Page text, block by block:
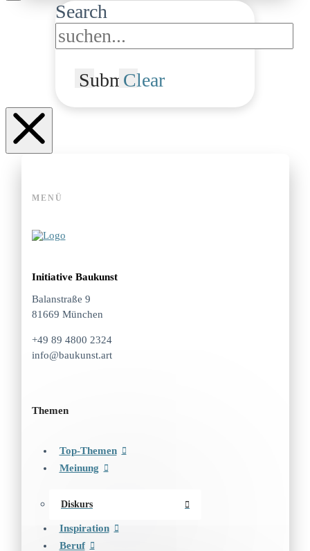
Search
SubmitClear
MENÜ
Initiative Baukunst
Balanstraße 9
81669 München
+49 89 4800 2324
info@baukunst.art
Themen
Top-Themen
Meinung
Diskurs
Inspiration
Beruf